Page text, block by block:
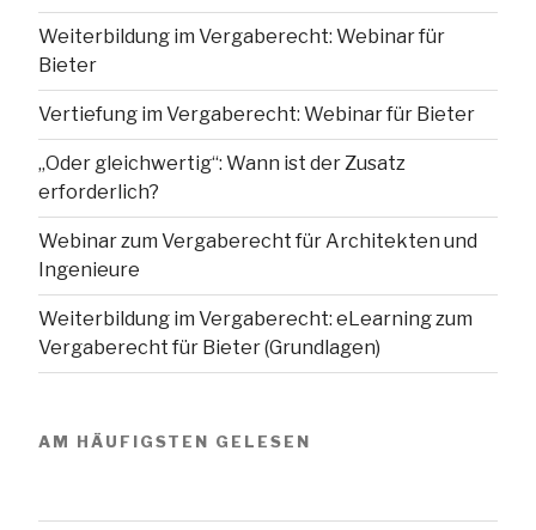
Weiterbildung im Vergaberecht: Webinar für
Bieter
Vertiefung im Vergaberecht: Webinar für Bieter
„Oder gleichwertig“: Wann ist der Zusatz
erforderlich?
Webinar zum Vergaberecht für Architekten und
Ingenieure
Weiterbildung im Vergaberecht: eLearning zum
Vergaberecht für Bieter (Grundlagen)
AM HÄUFIGSTEN GELESEN